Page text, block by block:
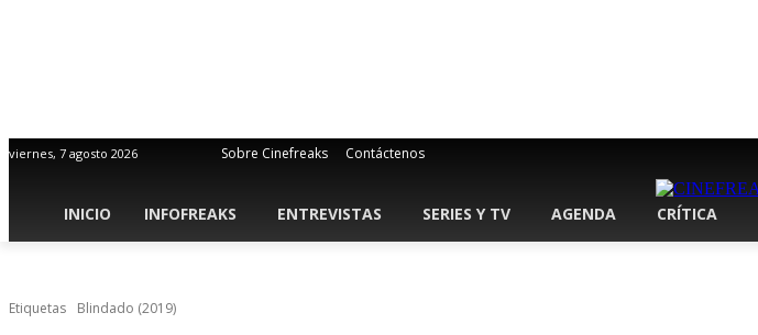
viernes, 7 agosto 2026 Sobre Cinefreaks Contáctenos
INICIO INFOFREAKS ENTREVISTAS SERIES Y TV AGENDA CRÍTICA
Etiquetas Blindado (2019)